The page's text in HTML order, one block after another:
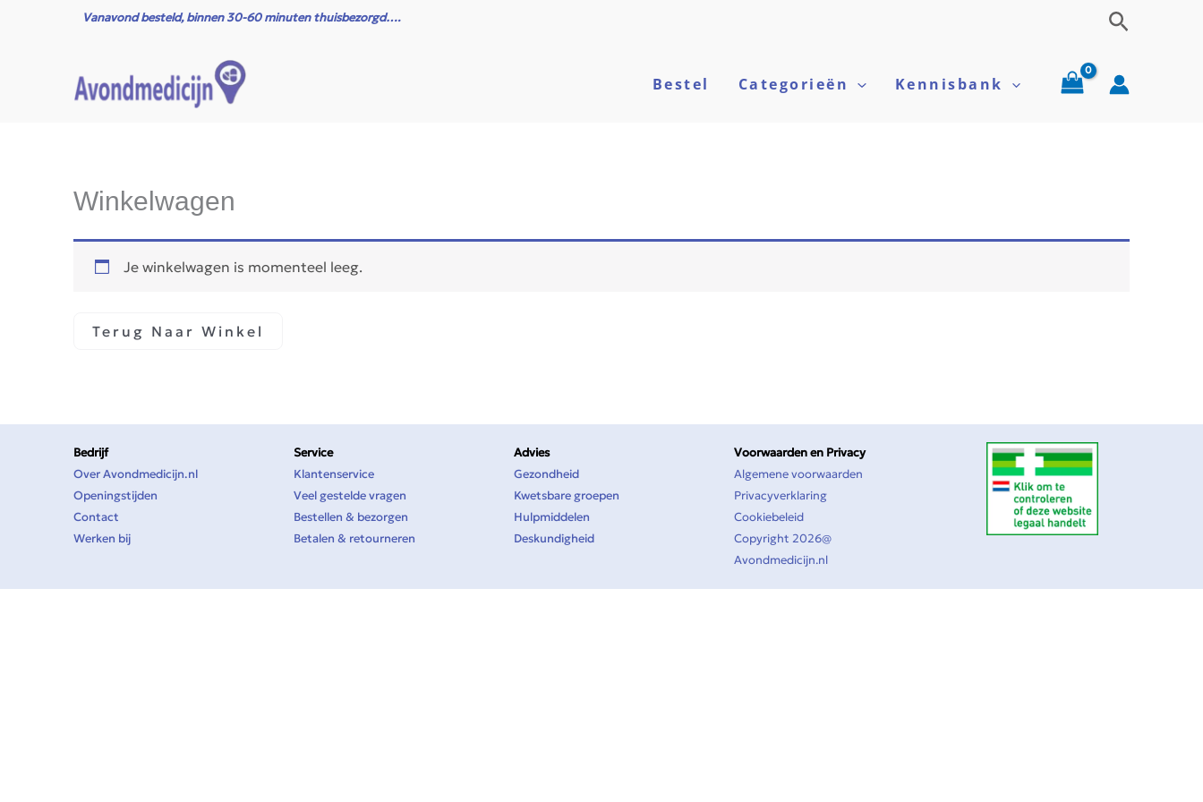
Vanavond besteld, binnen 30-60 minuten thuisbezorgd…. Zoeken
Bestel Categorieën Kennisbank
Winkelwagen
Je winkelwagen is momenteel leeg.
Terug Naar Winkel
Bedrijf
Over Avondmedicijn.nl
Openingstijden
Contact
Werken bij
Service
Klantenservice
Veel gestelde vragen
Bestellen & bezorgen
Betalen & retourneren
Advies
Gezondheid
Kwetsbare groepen
Hulpmiddelen
Deskundigheid
Voorwaarden en Privacy
Algemene voorwaarden
Privacyverklaring
Cookiebeleid
Copyright 2026@
Avondmedicijn.nl